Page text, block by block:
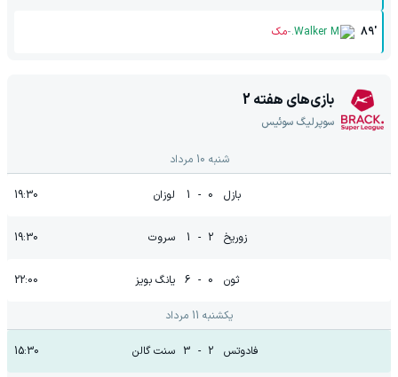
89'
Walker M.
-مک
بازی‌های هفته2
سوپرلیگ سوئیس
شنبه 10 مرداد
بازل 0
-
1 لوزان 19:30
زوریخ 2
-
1 سروت 19:30
ثون 0
-
6 یانگ بویز 22:00
یکشنبه 11 مرداد
فادوتس 2
-
3 سنت گالن 15:30